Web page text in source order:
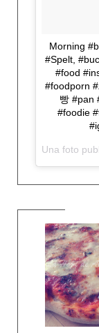
Morning
#Spelt,
#food
#foodporn
빵 #pan
#foodie